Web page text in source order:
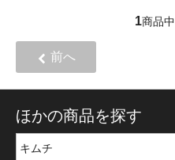
1商品中
前へ
ほかの商品を探す